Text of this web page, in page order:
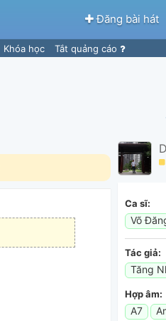
Đăng bài hát
Khóa học Tắt quảng cáo
Ca sĩ:
Võ
Tác giả:
Tăng
Hợp âm:
A7